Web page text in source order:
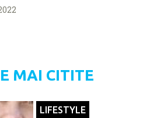
MAI CITITE
LIFESTYLE